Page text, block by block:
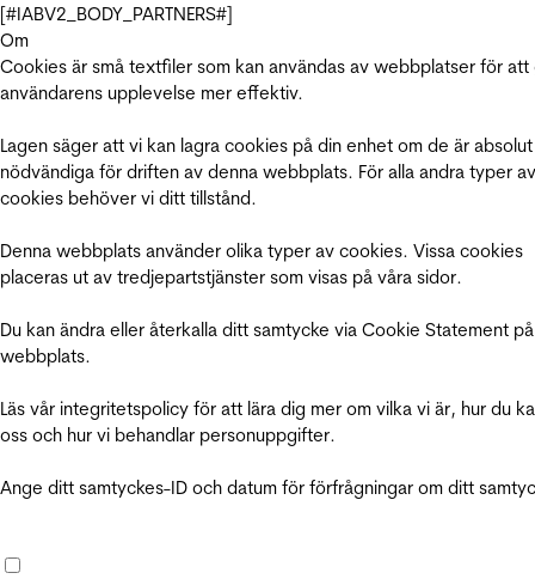
[#IABV2_BODY_PARTNERS#]
Om
Cookies är små textfiler som kan användas av webbplatser för att
användarens upplevelse mer effektiv.
Lagen säger att vi kan lagra cookies på din enhet om de är absolut
nödvändiga för driften av denna webbplats. För alla andra typer av
cookies behöver vi ditt tillstånd.
Denna webbplats använder olika typer av cookies. Vissa cookies
placeras ut av tredjepartstjänster som visas på våra sidor.
Du kan ändra eller återkalla ditt samtycke via Cookie Statement
webbplats.
Läs vår integritetspolicy för att lära dig mer om vilka vi är, hur du
oss och hur vi behandlar personuppgifter.
Ange ditt samtyckes-ID och datum för förfrågningar om ditt